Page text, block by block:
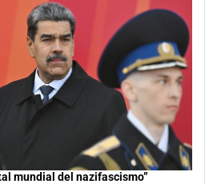
mundial del nazifascismo”